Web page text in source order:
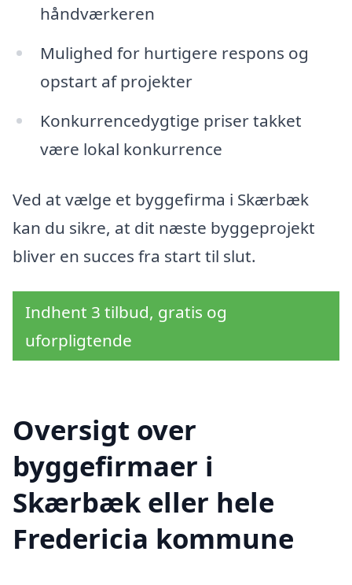
håndværkeren
Mulighed for hurtigere respons og
opstart af projekter
Konkurrencedygtige priser takket
være lokal konkurrence
Ved at vælge et byggefirma i Skærbæk
kan du sikre, at dit næste byggeprojekt
bliver en succes fra start til slut.
Indhent 3 tilbud, gratis og
uforpligtende
Oversigt over
byggefirmaer i
Skærbæk eller hele
Fredericia kommune